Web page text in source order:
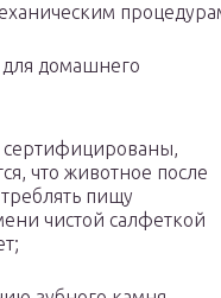
домашнего
сертифицированы,
что животное после
пищу
чистой салфеткой